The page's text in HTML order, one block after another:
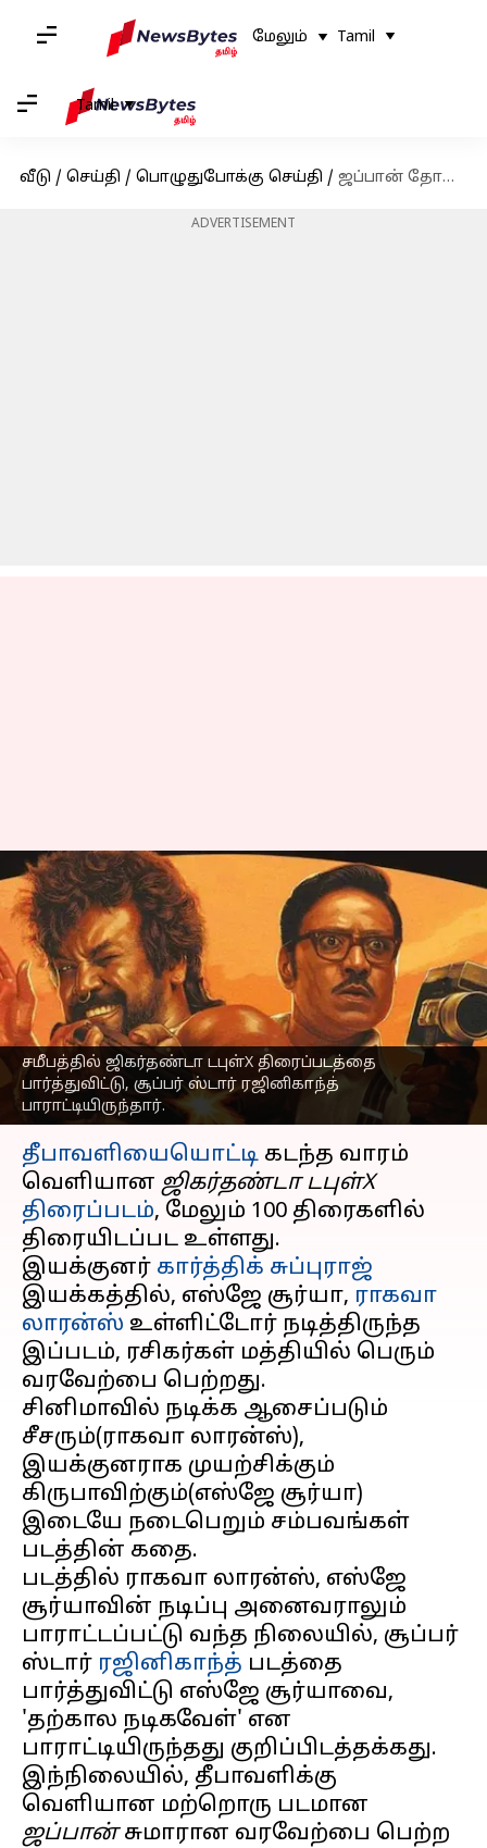
மேலும் Tamil
Tamil
வீடு / செய்தி / பொழுதுபோக்கு செய்தி / ஜப்பான் தோல்வி எதிரொலி: அதிக திரையரங்குகளை கைப்பற்றும் ஜிகர்தண்டா டபுள்X
ADVERTISEMENT
சமீபத்தில் ஜிகர்தண்டா டபுள்X திரைப்படத்தை
பார்த்துவிட்டு, சூப்பர் ஸ்டார் ரஜினிகாந்த்
பாராட்டியிருந்தார்.
ஜப்பான் தோல்வி
எதிரொலி: அதிக
திரையரங்குகளை
கைப்பற்றும் ஜிகர்தண்டா
டபுள்X
எழுதியவர் Srinath r Nov 16, 2023 06:14 pm
செய்தி முன்னோட்டம்
தீபாவளியையொட்டி கடந்த வாரம்
வெளியான ஜிகர்தண்டா டபுள்X
திரைப்படம், மேலும் 100 திரைகளில்
திரையிடப்பட உள்ளது.
இயக்குனர் கார்த்திக் சுப்புராஜ்
இயக்கத்தில், எஸ்ஜே சூர்யா, ராகவா
லாரன்ஸ் உள்ளிட்டோர் நடித்திருந்த
இப்படம், ரசிகர்கள் மத்தியில் பெரும்
வரவேற்பை பெற்றது.
சினிமாவில் நடிக்க ஆசைப்படும்
சீசரும்(ராகவா லாரன்ஸ்),
இயக்குனராக முயற்சிக்கும்
கிருபாவிற்கும்(எஸ்ஜே சூர்யா)
இடையே நடைபெறும் சம்பவங்கள்
படத்தின் கதை.
படத்தில் ராகவா லாரன்ஸ், எஸ்ஜே
சூர்யாவின் நடிப்பு அனைவராலும்
பாராட்டப்பட்டு வந்த நிலையில், சூப்பர்
ஸ்டார் ரஜினிகாந்த் படத்தை
பார்த்துவிட்டு எஸ்ஜே சூர்யாவை,
'தற்கால நடிகவேள்' என
பாராட்டியிருந்தது குறிப்பிடத்தக்கது.
இந்நிலையில், தீபாவளிக்கு
வெளியான மற்றொரு படமான
ஜப்பான்சுமாரான வரவேற்பை பெற்ற